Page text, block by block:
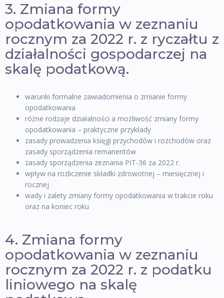
3. Zmiana formy
opodatkowania w zeznaniu
rocznym za 2022 r. z ryczałtu z
działalności gospodarczej na
skalę podatkową.
warunki formalne zawiadomienia o zmianie formy
opodatkowania
różne rodzaje działalności a możliwość zmiany formy
opodatkowania – praktyczne przykłady
zasady prowadzenia księgi przychodów i rozchodów oraz
zasady sporządzenia remanentów
zasady sporządzenia zeznania PIT-36 za 2022 r.
wpływ na rozliczenie składki zdrowotnej – miesięcznej i
rocznej
wady i zalety zmiany formy opodatkowania w trakcie roku
oraz na koniec roku
4. Zmiana formy
opodatkowania w zeznaniu
rocznym za 2022 r. z podatku
liniowego na skalę